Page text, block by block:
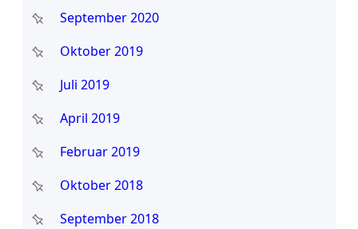
September 2020
Oktober 2019
Juli 2019
April 2019
Februar 2019
Oktober 2018
September 2018